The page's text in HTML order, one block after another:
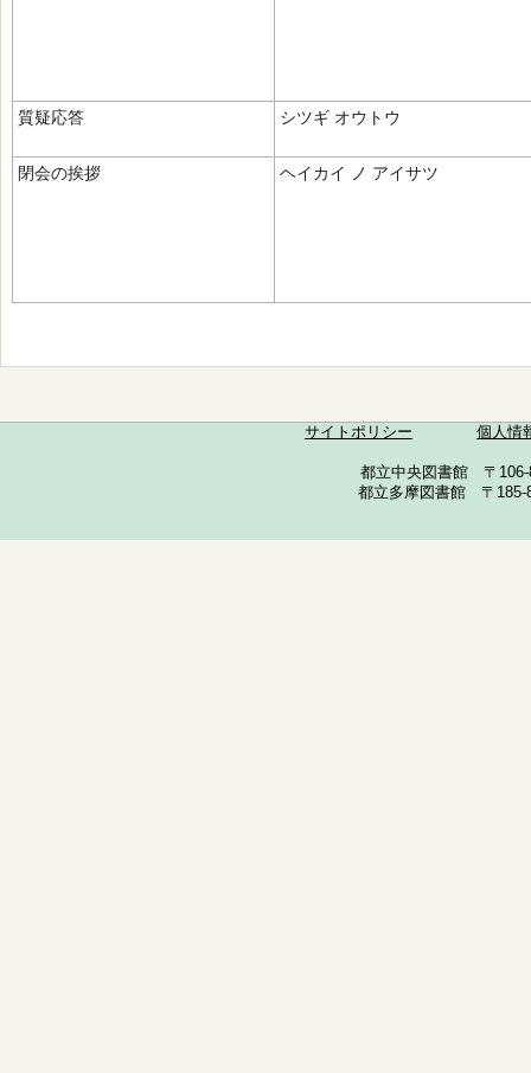
質疑応答 シツギ オウトウ
閉会の挨拶 ヘイカイ ノ アイサツ
サイトポリシー 個人情
都立中央図書館 〒
都立多摩図書館 〒185-